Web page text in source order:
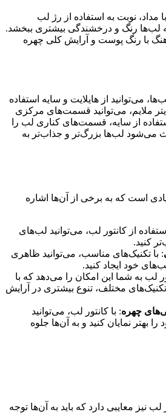
نوبت به استفاده از رژ لب
لب‌ها رنگ و درخشندگی بیشتری ببخشد.
با رنگ پوست و آرایش کلی چهره
می‌توانید از هایلایت و سایه استفاده
ملایم، می‌توانید قسمت‌های مرکزی
از سایه، قسمت‌های کناری لب را
می‌شود لب‌ها بزرگ‌تر و جذاب‌تر به
است که به برخی از آن‌ها اشاره
از کانتور لب، می‌توانید لب‌های
کنید.
: با تکنیک‌های مناسب، می‌توانید ظاهری
خود ایجاد کنید.
لب به شما این امکان را می‌دهد که با
تکنیک‌های مختلف، تنوع بیشتری در آرایش
چهره: با کانتور لب، می‌توانید
بهتر نمایان کنید و به آن‌ها جلوه
لب نیز معایبی دارد که باید به آن‌ها توجه